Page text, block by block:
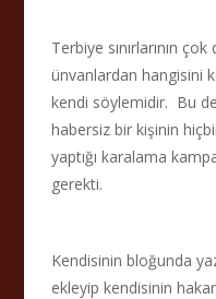
Terbiye sınırlarının
ünvanlardan hangisini
kendi söylemidir. Bu
habersiz bir kişinin
yaptığı karalama
gerekti.
Kendisinin bloğunda
ekleyip kendisinin